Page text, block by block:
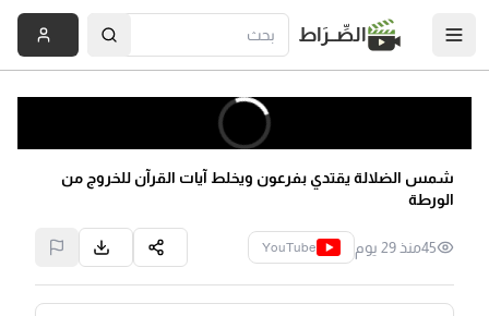
الصِّــرَاط
شمس الضلالة يقتدي بفرعون ويخلط آيات القرآن للخروج من
الورطة
45منذ 29 يوم YouTube